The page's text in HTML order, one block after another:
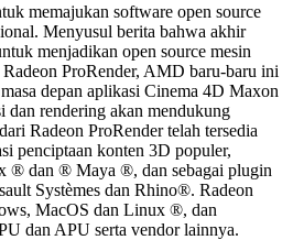
memajukan software open source
Menyusul berita bahwa akhir
menjadikan open source mesin
ProRender, AMD baru-baru ini
depan aplikasi Cinema 4D Maxon
rendering akan mendukung
Radeon ProRender telah tersedia
penciptaan konten 3D populer,
® dan ® Maya ®, dan sebagai plugin
Systèmes dan Rhino®. Radeon
MacOS dan Linux ®, dan
dan APU serta vendor lainnya.